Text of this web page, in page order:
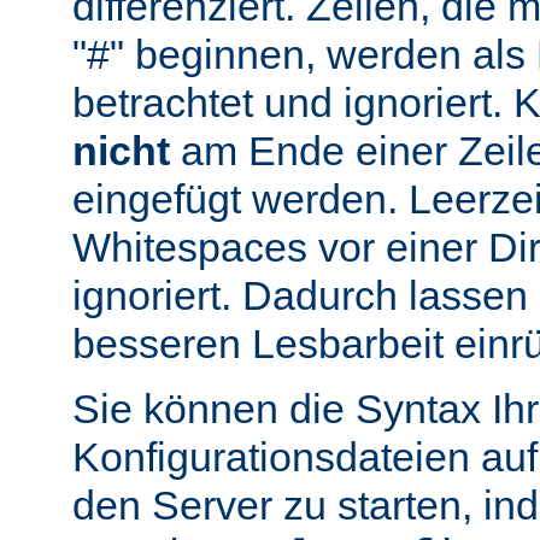
"#" beginnen, werden als
betrachtet und ignoriert.
nicht am Ende einer
eingefügt werden.
Whitespaces vor einer
ignoriert. Dadurch
besseren Lesbarbeit
Sie können die Syntax
Konfigurationsdateien
den Server zu starten,